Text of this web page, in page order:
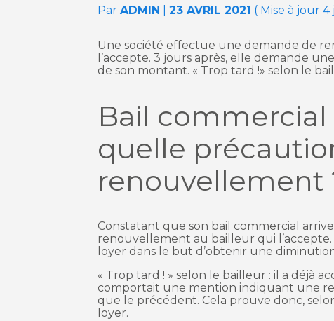
ParADMIN |23 AVRIL 2021 ( Mise à jour 4
Une société effectue une demande de
l’accepte. 3 jours après, elle demande
de son montant. « Trop tard !» selon le
Bail commercial
quelle
renouvellement
Constatant que son bail commercial
renouvellement au bailleur qui
loyer dans le but d’obtenir une
« Trop tard ! » selon le bailleur : il a déjà
comportait une mention indiquant une
que le précédent. Cela prouve donc,
loyer.